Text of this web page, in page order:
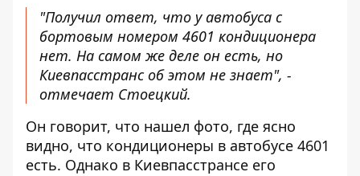
"Получил ответ, что у автобуса с
бортовым номером 4601 кондиционера
нет. На самом же деле он есть, но
Киевпасстранс об этом не знает", -
отмечает Стоецкий.
Он говорит, что нашел фото, где ясно
видно, что кондиционеры в автобусе 4601
есть. Однако в Киевпасстрансе его